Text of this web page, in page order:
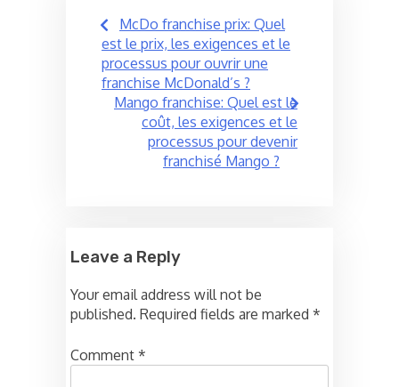
Post
navigation
McDo franchise prix: Quel
est le prix, les exigences et le
processus pour ouvrir une
franchise McDonald’s ?
Mango franchise: Quel est le
coût, les exigences et le
processus pour devenir
franchisé Mango ?
Leave a Reply
Your email address will not be
published. Required fields are marked *
Comment *